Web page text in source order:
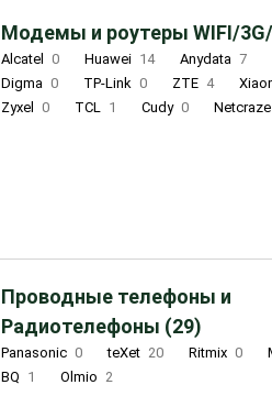
Модемы и роутеры WIFI/
Alcatel 0 Huawei 14 Anydata 7
Digma 0 TP-Link 0 ZTE 4
Zyxel
0 TCL 1 Cudy 0 Netcraze
Проводные телефоны и
Радиотелефоны (29)
Panasonic 0 teXet 20 Ritmix 0
BQ 1 Olmio 2